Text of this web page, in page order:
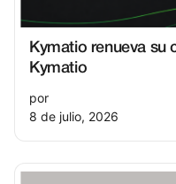
Kymatio renueva su
Kymatio
por
8 de julio, 2026